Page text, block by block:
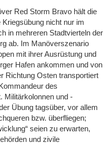
Red Storm Bravo hält die
nicht nur im
in mehreren Stadtvierteln der
ab. Im Manöverszenario
mit ihrer Ausrüstung und
Hafen ankommen und von
Richtung Osten transportiert
des
Militärkolonnen und -
Übung tagsüber, vor allem
bzw. überfliegen;
seien zu erwarten,
und zivile